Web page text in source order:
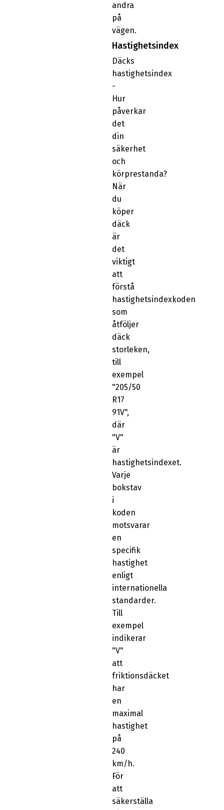
andra
på
vägen.
Hastighetsindex
Däcks
hastighetsindex
-
Hur
påverkar
det
din
säkerhet
och
körprestanda?
När
du
köper
däck
är
det
viktigt
att
förstå
hastighetsindexkoden
som
åtföljer
däck
storleken,
till
exempel
"205/50
R17
91V",
där
"V"
är
hastighetsindexet.
Varje
bokstav
i
koden
motsvarar
en
specifik
hastighet
enligt
internationella
standarder.
Till
exempel
indikerar
"V"
att
friktionsdäcket
har
en
maximal
hastighet
på
240
km/h.
För
att
säkerställa